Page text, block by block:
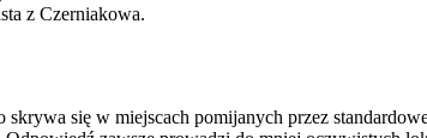
z Czerniakowa.
się w miejscach pomijanych przez